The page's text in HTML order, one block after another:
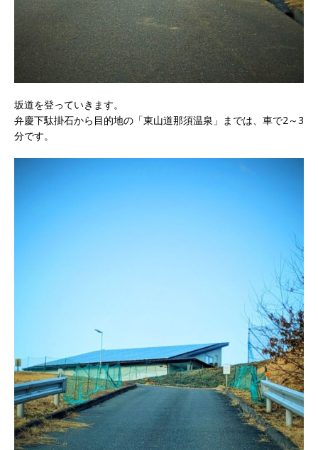
坂道を登っていきます。
弁慶下駄掛石から目的地の「東山道那須温泉」までは、車で2～3
分です。